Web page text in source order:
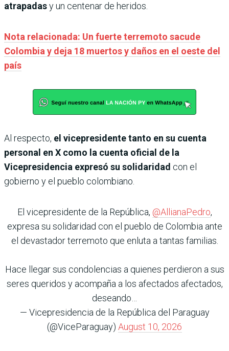
atrapadasy un centenar de heridos.
Nota relacionada: Un fuerte terremoto sacude
Colombia y deja 18 muertos y daños en el oeste del
país
Al respecto, el vicepresidente tanto en su cuenta
personal en X como la cuenta oficial de la
Vicepresidencia expresó su solidaridad con el
gobierno y el pueblo colombiano.
El vicepresidente de la República, @AllianaPedro,
expresa su solidaridad con el pueblo de Colombia ante
el devastador terremoto que enluta a tantas familias.
Hace llegar sus condolencias a quienes perdieron a sus
seres queridos y acompaña a los afectados afectados,
deseando…
— Vicepresidencia de la República del Paraguay
(@ViceParaguay) August 10, 2026